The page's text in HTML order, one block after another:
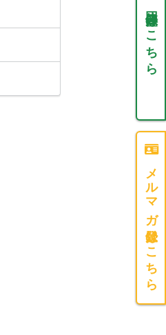
団体登録はこちら
メルマガ登録はこちら